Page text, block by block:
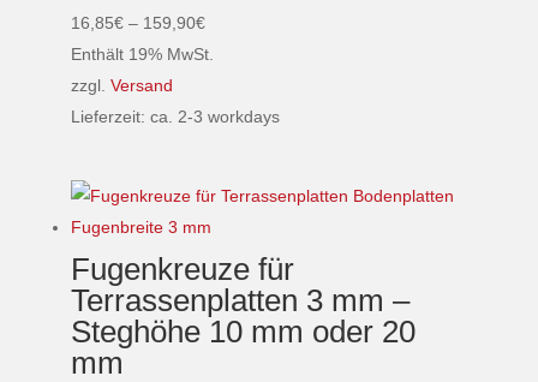
können
auf
Produktseite
16,85€ – 159,90€Preisspanne:
16,85€
159,90€
Enthält 19% MwSt.
zzgl. Versand
Lieferzeit: ca. 2-3 workdays
Produkt
mehrere
Varianten
auf.
Die
Optionen
Fugenkreuze für
Terrassenplatten 3 mm –
Steghöhe 10 mm oder 20
mm